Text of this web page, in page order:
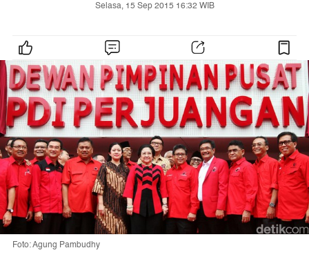
Selasa, 15 Sep 2015 16:32 WIB
Foto: Agung Pambudhy